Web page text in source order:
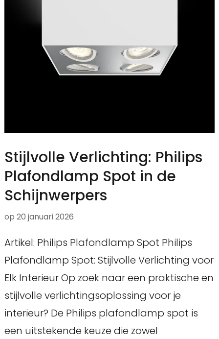
Stijlvolle Verlichting: Philips
Plafondlamp Spot in de
Schijnwerpers
op 20 januari 2026
Artikel: Philips Plafondlamp Spot Philips
Plafondlamp Spot: Stijlvolle Verlichting voor
Elk Interieur Op zoek naar een praktische en
stijlvolle verlichtingsoplossing voor je
interieur? De Philips plafondlamp spot is
een uitstekende keuze die zowel